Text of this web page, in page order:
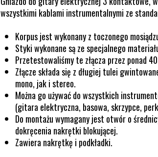
wszystkimi kablami instrumentalnymi ze
Korpus jest wykonany z toczonego
Styki wykonane są ze specjalnego
Przetestowaliśmy te złącza przez ponad
Złącze składa się z długiej tulei
mono, jak i stereo.
Można go używać do wszystkich
(gitara elektryczna, basowa, skrzypce,
Do montażu wymagany jest otwór o
dokręcenia nakrętki blokującej.
Zawiera nakrętkę i podkładki.